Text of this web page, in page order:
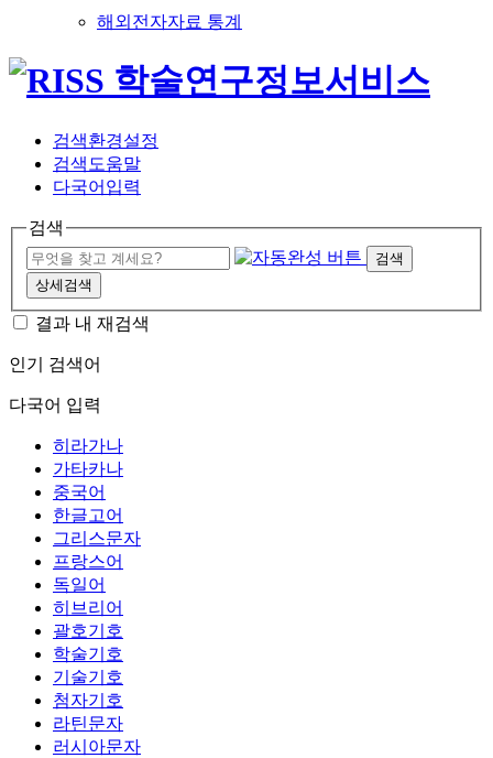
해외전자자료 통계
검색환경설정
검색도움말
다국어입력
검색
검색
상세검색
결과 내 재검색
인기 검색어
다국어 입력
히라가나
가타카나
중국어
한글고어
그리스문자
프랑스어
독일어
히브리어
괄호기호
학술기호
기술기호
첨자기호
라틴문자
러시아문자